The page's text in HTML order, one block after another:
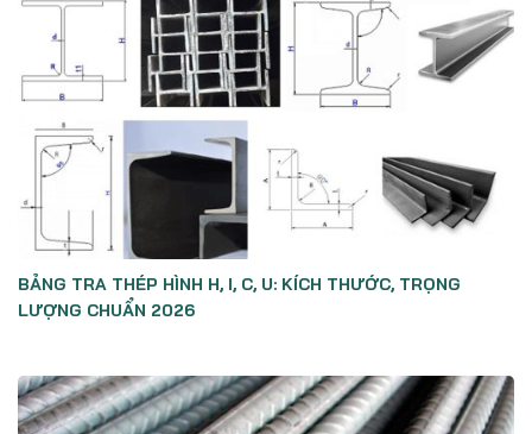
BẢNG TRA THÉP HÌNH H, I, C, U: KÍCH THƯỚC, TRỌNG
LƯỢNG CHUẨN 2026